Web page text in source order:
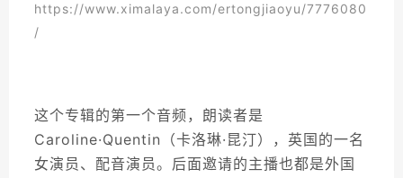
https://www.ximalaya.com/ertongjiaoyu/7776080
/
这个专辑的第一个音频，朗读者是
Caroline·Quentin（卡洛琳·昆汀），英国的一名
女演员、配音演员。后面邀请的主播也都是外国